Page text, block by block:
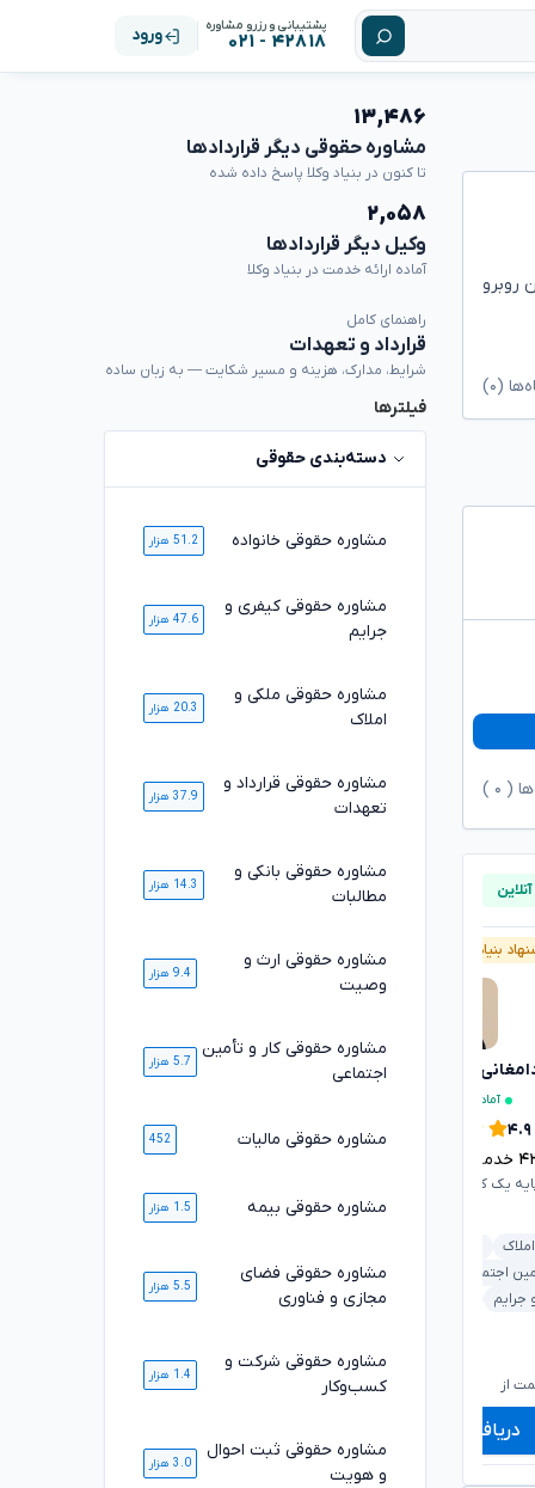
پشتیبانی و رزرو مشاوره
۴۲۸۱۸ - ۰۲۱ ورود
روبرو
(۰)
( ۰
بنیاد وکلا آنلاین
ثانی
تایید شده
آماده مشاوره فوری
۴.۹
خدمت ارائه شده موفق
یک کانون وکلای دادگستری
اجتماعی
جرایم
خودرو و حمل‌ونقل
از
تومان
۶۷۹,۰۰۰تومان
دریافت مشاوره
مصطفی مستاجران
خدمت ارائه شده موفق
قرارداد و تعهدات
خودرو و حمل‌ونقل
۷۲۰,۰۰۰
۵۹۸,۰۰۰
۱۳,۴۸۶
مشاوره حقوقی دیگر قراردادها
تا کنون در بنیاد وکلا پاسخ داده شده
۲,۰۵۸
وکیل دیگر قراردادها
آماده ارائه خدمت در بنیاد وکلا
راهنمای کامل
قرارداد و تعهدات
شرایط، مدارک، هزینه و مسیر شکایت — به زبان ساده
فیلترها
دسته‌بندی حقوقی
مشاوره حقوقی خانواده 51.2 هزار
مشاوره حقوقی کیفری و
جرایم
47.6 هزار
مشاوره حقوقی ملکی و
املاک
20.3 هزار
مشاوره حقوقی قرارداد و
تعهدات
37.9 هزار
مشاوره حقوقی بانکی و
مطالبات
14.3 هزار
مشاوره حقوقی ارث و
وصیت
9.4 هزار
مشاوره حقوقی کار و تأمین
اجتماعی
5.7 هزار
مشاوره حقوقی مالیات 452
مشاوره حقوقی بیمه 1.5 هزار
مشاوره حقوقی فضای
مجازی و فناوری
5.5 هزار
مشاوره حقوقی شرکت و
کسب‌وکار
1.4 هزار
مشاوره حقوقی ثبت احوال
و هویت
3.0 هزار